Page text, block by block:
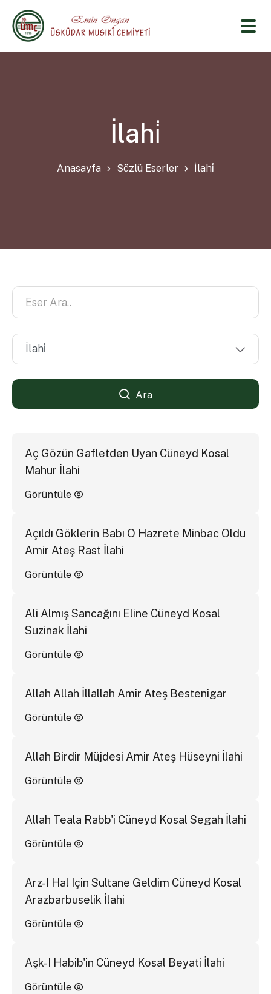
İlahi̇
Anasayfa Sözlü Eserler İlahi̇
Ara
Aç Gözün Gafletden Uyan Cüneyd Kosal
Mahur İlahi
Görüntüle
Açıldı Göklerin Babı O Hazrete Minbac Oldu
Amir Ateş Rast İlahi
Görüntüle
Ali Almış Sancağını Eline Cüneyd Kosal
Suzinak İlahi
Görüntüle
Allah Allah İllallah Amir Ateş Bestenigar
Görüntüle
Allah Birdir Müjdesi Amir Ateş Hüseyni İlahi
Görüntüle
Allah Teala Rabb'i Cüneyd Kosal Segah İlahi
Görüntüle
Arz-I Hal Için Sultane Geldim Cüneyd Kosal
Arazbarbuselik İlahi
Görüntüle
Aşk-I Habib'in Cüneyd Kosal Beyati İlahi
Görüntüle